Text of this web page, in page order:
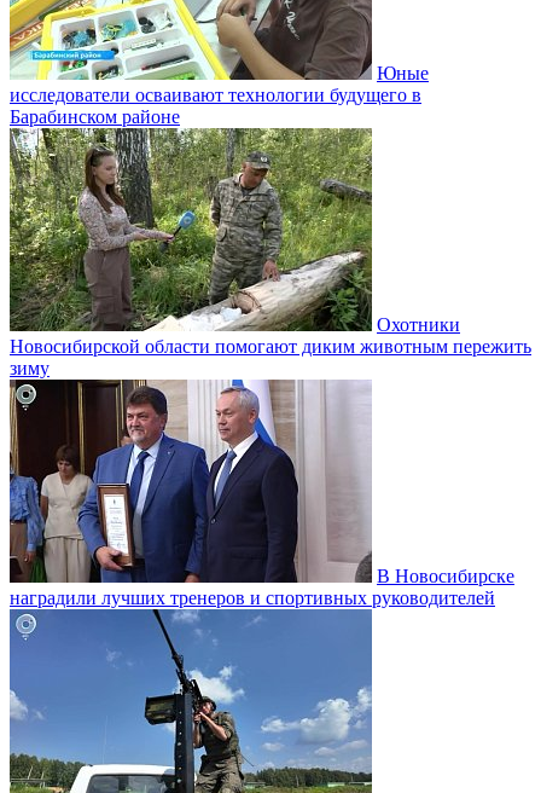
Юные
исследователи осваивают технологии будущего в
Барабинском районе
Охотники
Новосибирской области помогают диким животным пережить
зиму
В Новосибирске
наградили лучших тренеров и спортивных руководителей